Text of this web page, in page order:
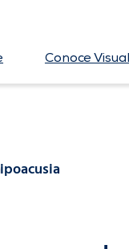
Conoce